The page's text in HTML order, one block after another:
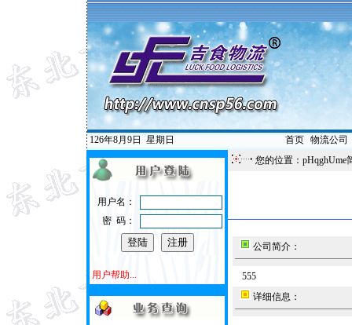
126年8月9日 星期日 首页| 物流公司
用户名：
密 码：
用户帮助...
您的位置：pHqghUme
公司简介：
555
详细信息：